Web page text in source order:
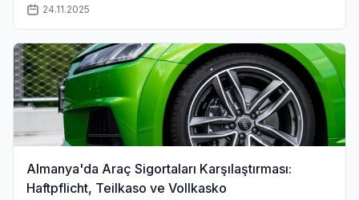
24.11.2025
Almanya'da Araç Sigortaları Karşılaştırması:
Haftpflicht, Teilkaso ve Vollkasko